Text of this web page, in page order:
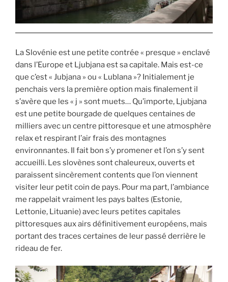
La Slovénie est une petite contrée « presque » enclavé
dans l’Europe et Ljubjana est sa capitale. Mais est-ce
que c’est « Jubjana » ou « Lublana »? Initialement je
penchais vers la première option mais finalement il
s’avère que les « j » sont muets… Qu’importe, Ljubjana
est une petite bourgade de quelques centaines de
milliers avec un centre pittoresque et une atmosphère
relax et respirant l’air frais des montagnes
environnantes. Il fait bon s’y promener et l’on s’y sent
accueilli. Les slovènes sont chaleureux, ouverts et
paraissent sincèrement contents que l’on viennent
visiter leur petit coin de pays. Pour ma part, l’ambiance
me rappelait vraiment les pays baltes (Estonie,
Lettonie, Lituanie) avec leurs petites capitales
pittoresques aux airs définitivement européens, mais
portant des traces certaines de leur passé derrière le
rideau de fer.